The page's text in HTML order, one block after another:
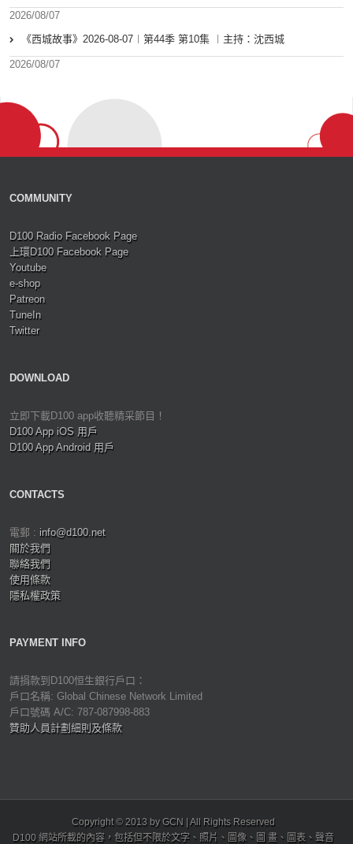
2026/08/07
《西城故事》2026-08-07︱第44季 第10集 ︱主持：沈西城
2026/08/07
COMMUNITY
D100 Radio Facebook Page
上環D100 Facebook Page
Youtube
e-shop
Patreon
TuneIn
Twitter
DOWNLOAD
立即下載D100 app收聽精采節目！
D100 App iOS 用戶
D100 App Android 用戶
CONTACTS
電郵 : info@d100.net
關於我們
聯絡我們
使用條款
隱私權政策
PAYMENT INFO
請捐款到D100恒生銀行戶口：
戶口名稱: Global Chinese Network Limited
戶口號碼 A/C: 787-087998-883
贊助人員計劃細則及條款
Copyright © 2013 by GCN | All Rights Reserved
D100 網站所載的內容，包括但不限於文字、照片、圖像、圖 畫、圖表、聲音